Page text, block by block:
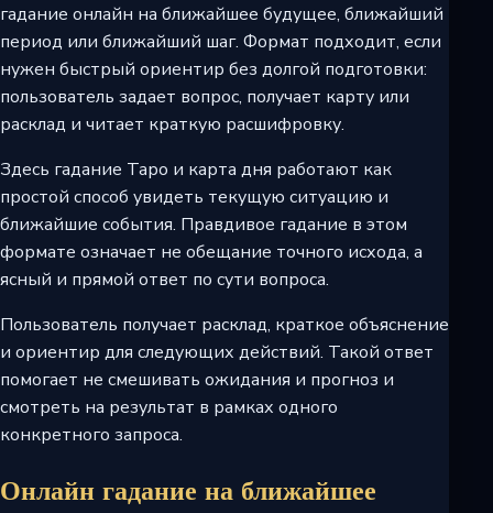
гадание онлайн на ближайшее будущее, ближайший
период или ближайший шаг. Формат подходит, если
нужен быстрый ориентир без долгой подготовки:
пользователь задает вопрос, получает карту или
расклад и читает краткую расшифровку.
Здесь гадание Таро и карта дня работают как
простой способ увидеть текущую ситуацию и
ближайшие события. Правдивое гадание в этом
формате означает не обещание точного исхода, а
ясный и прямой ответ по сути вопроса.
Пользователь получает расклад, краткое объяснение
и ориентир для следующих действий. Такой ответ
помогает не смешивать ожидания и прогноз и
смотреть на результат в рамках одного
конкретного запроса.
Онлайн гадание на ближайшее